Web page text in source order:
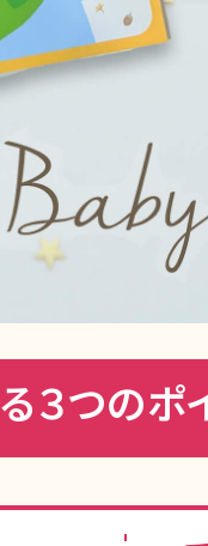
３つのポ